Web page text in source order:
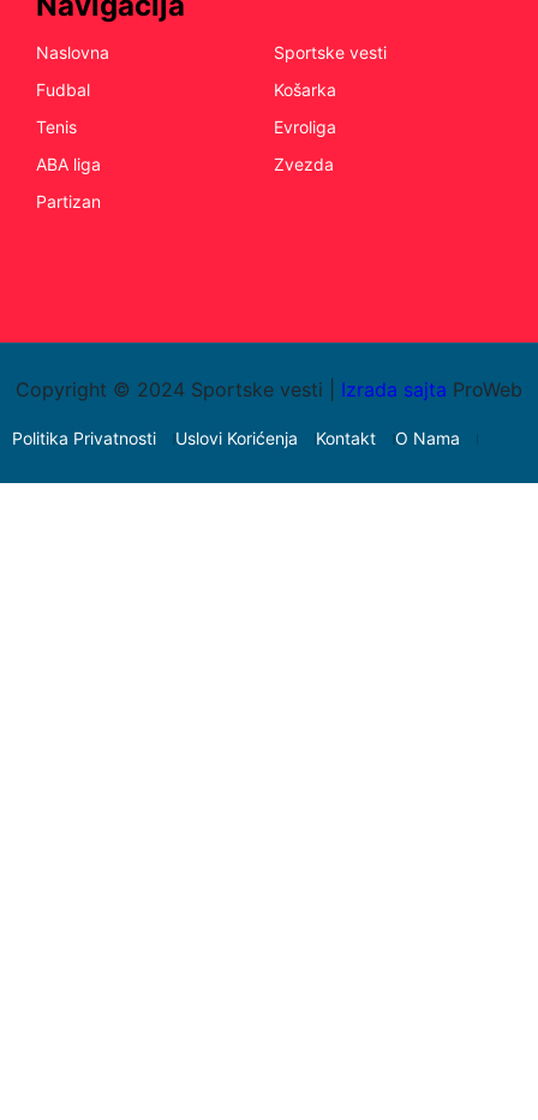
Naslovna
Sportske vesti
Fudbal
Košarka
Tenis
Evroliga
ABA liga
Zvezda
Partizan
Copyright © 2024 Sportske vesti | Izrada sajta ProWeb
Politika Privatnosti Uslovi Korićenja Kontakt O Nama